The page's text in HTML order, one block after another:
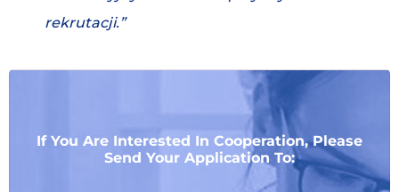
rekrutacji.”
If You Are Interested In Cooperation, Please
Send Your Application To: